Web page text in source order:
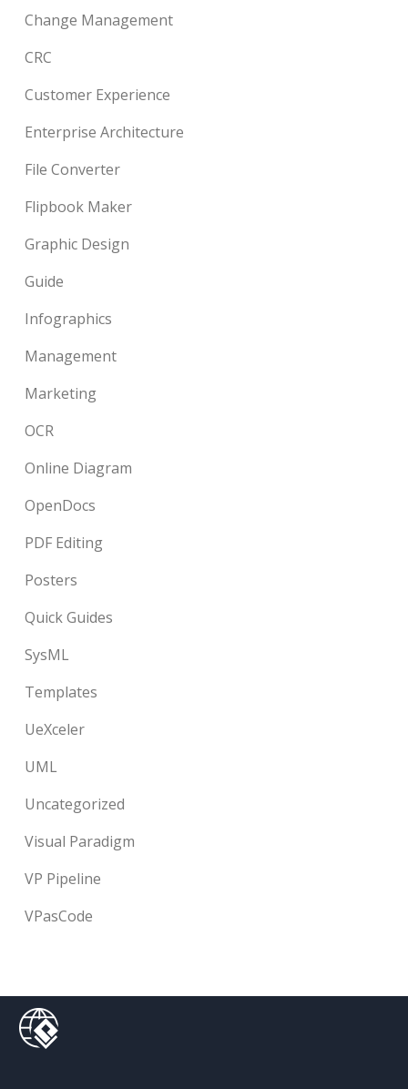
Change Management
CRC
Customer Experience
Enterprise Architecture
File Converter
Flipbook Maker
Graphic Design
Guide
Infographics
Management
Marketing
OCR
Online Diagram
OpenDocs
PDF Editing
Posters
Quick Guides
SysML
Templates
UeXceler
UML
Uncategorized
Visual Paradigm
VP Pipeline
VPasCode